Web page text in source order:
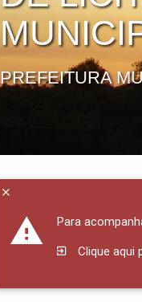
PREFEITURA
Para
Clique aqui